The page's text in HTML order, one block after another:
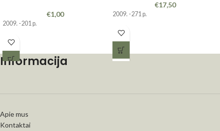
€1,00
2009. -201 p.
€17,50
2009. -271 p.
Informacija
Apie mus
Kontaktai